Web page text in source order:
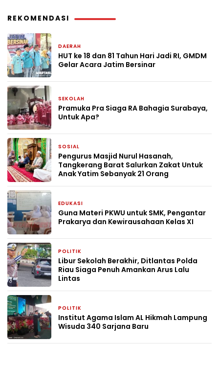
REKOMENDASI
DAERAH
HUT ke 18 dan 81 Tahun Hari Jadi RI, GMDM
Gelar Acara Jatim Bersinar
SEKOLAH
Pramuka Pra Siaga RA Bahagia Surabaya,
Untuk Apa?
SOSIAL
Pengurus Masjid Nurul Hasanah,
Tangkerang Barat Salurkan Zakat Untuk
Anak Yatim Sebanyak 21 Orang
EDUKASI
Guna Materi PKWU untuk SMK, Pengantar
Prakarya dan Kewirausahaan Kelas XI
POLITIK
Libur Sekolah Berakhir, Ditlantas Polda
Riau Siaga Penuh Amankan Arus Lalu
Lintas
POLITIK
Institut Agama Islam AL Hikmah Lampung
Wisuda 340 Sarjana Baru